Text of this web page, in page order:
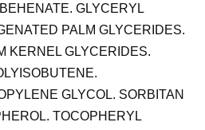
GLYCERYL
PALM GLYCERIDES.
KERNEL GLYCERIDES.
GLYCOL. SORBITAN
TOCOPHERYL